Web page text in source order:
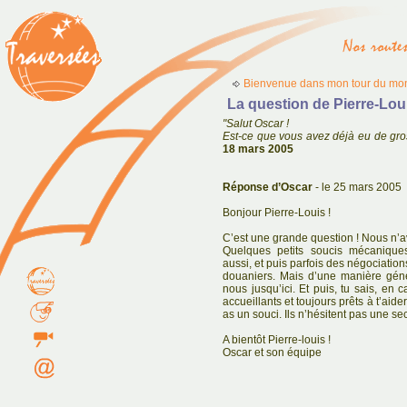
Bienvenue dans mon tour du
La question de Pierre-
"Salut Oscar !
Est-ce que vous avez déjà eu de
18 mars 2005
Réponse d’Oscar - le 25 mars 2005
Bonjour Pierre-Louis !
C’est une grande question ! Nous
Quelques petits soucis
aussi, et puis parfois des
douaniers. Mais d’une manière
nous jusqu’ici. Et puis, tu sais, en
accueillants et toujours prêts à
as un souci. Ils n’hésitent pas une
A bientôt Pierre-louis !
Oscar et son équipe